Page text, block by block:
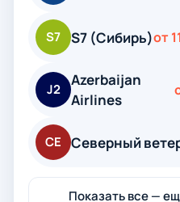
S7 S7 (Сибирь)от
J2
Azerbaijan
Airlines
СЕ Северный
Показать все —